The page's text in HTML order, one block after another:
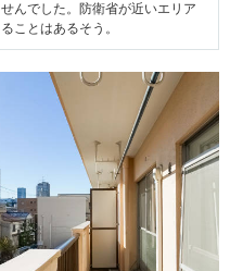
んでした。防衛省が近いエリア
ことはあるそう。